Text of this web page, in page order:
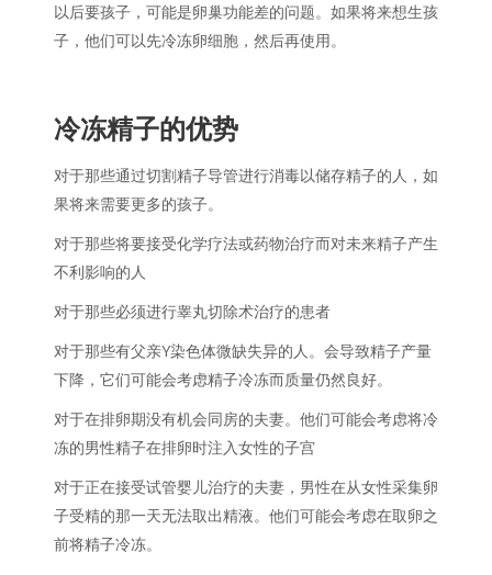
以后要孩子，可能是卵巢功能差的问题。如果将来想生孩
子，他们可以先冷冻卵细胞，然后再使用。
冷冻精子的优势
对于那些通过切割精子导管进行消毒以储存精子的人，如
果将来需要更多的孩子。
对于那些将要接受化学疗法或药物治疗而对未来精子产生
不利影响的人
对于那些必须进行睾丸切除术治疗的患者
对于那些有父亲Y染色体微缺失异的人。会导致精子产量
下降，它们可能会考虑精子冷冻而质量仍然良好。
对于在排卵期没有机会同房的夫妻。他们可能会考虑将冷
冻的男性精子在排卵时注入女性的子宫
对于正在接受试管婴儿治疗的夫妻，男性在从女性采集卵
子受精的那一天无法取出精液。他们可能会考虑在取卵之
前将精子冷冻。